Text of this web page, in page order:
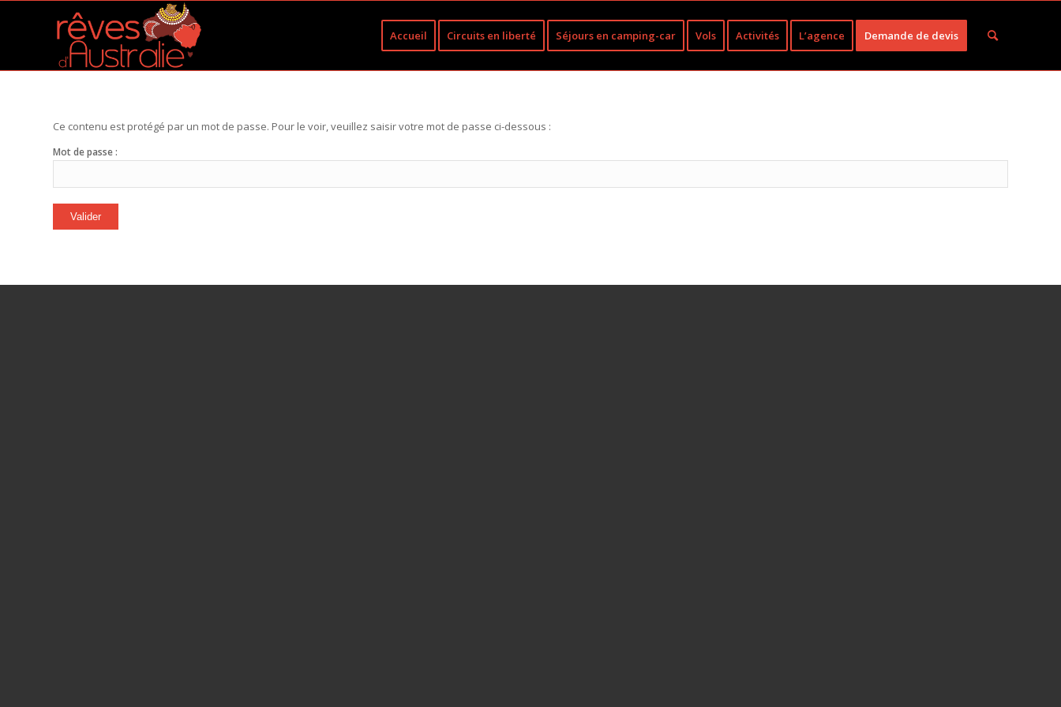
Accueil Circuits en liberté Séjours en camping-car Vols Activités L’agence Demande de devis
Ce contenu est protégé par un mot de passe. Pour le voir, veuillez saisir votre mot de passe ci-dessous :
Mot de passe :